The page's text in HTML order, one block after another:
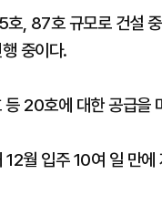
, 87호 규모로 건설
중이다.
20호에 대한 공급을
월 입주 10여 일 만